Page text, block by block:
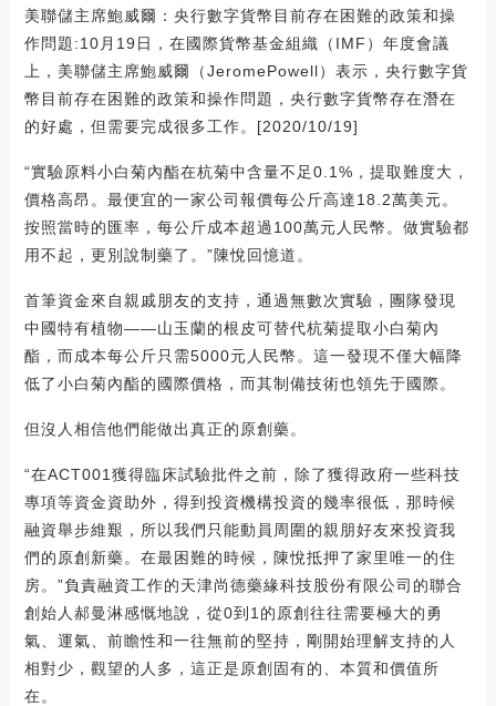
美聯儲主席鮑威爾：央行數字貨幣目前存在困難的政策和操
作問題:10月19日，在國際貨幣基金組織（IMF）年度會議
上，美聯儲主席鮑威爾（JeromePowell）表示，央行數字貨
幣目前存在困難的政策和操作問題，央行數字貨幣存在潛在
的好處，但需要完成很多工作。[2020/10/19]
“實驗原料小白菊內酯在杭菊中含量不足0.1%，提取難度大，
價格高昂。最便宜的一家公司報價每公斤高達18.2萬美元。
按照當時的匯率，每公斤成本超過100萬元人民幣。做實驗都
用不起，更別說制藥了。”陳悅回憶道。
首筆資金來自親戚朋友的支持，通過無數次實驗，團隊發現
中國特有植物——山玉蘭的根皮可替代杭菊提取小白菊內
酯，而成本每公斤只需5000元人民幣。這一發現不僅大幅降
低了小白菊內酯的國際價格，而其制備技術也領先于國際。
但沒人相信他們能做出真正的原創藥。
“在ACT001獲得臨床試驗批件之前，除了獲得政府一些科技
專項等資金資助外，得到投資機構投資的幾率很低，那時候
融資舉步維艱，所以我們只能動員周圍的親朋好友來投資我
們的原創新藥。在最困難的時候，陳悅抵押了家里唯一的住
房。”負責融資工作的天津尚德藥緣科技股份有限公司的聯合
創始人郝曼淋感慨地說，從0到1的原創往往需要極大的勇
氣、運氣、前瞻性和一往無前的堅持，剛開始理解支持的人
相對少，觀望的人多，這正是原創固有的、本質和價值所
在。